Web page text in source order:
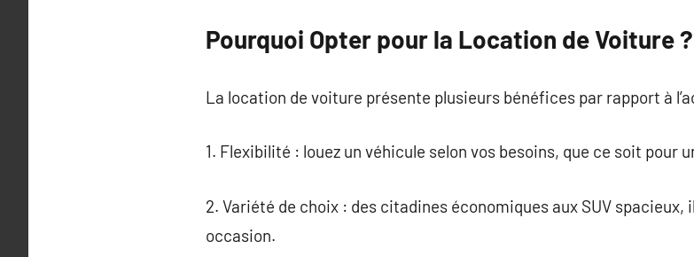
Pourquoi Opter pour la Location de Voiture ?
La location de voiture présente plusieurs bénéfices par rapport à
1. Flexibilité : louez un véhicule selon vos besoins, que ce soit pour
2. Variété de choix : des citadines économiques aux SUV spacieux,
occasion.